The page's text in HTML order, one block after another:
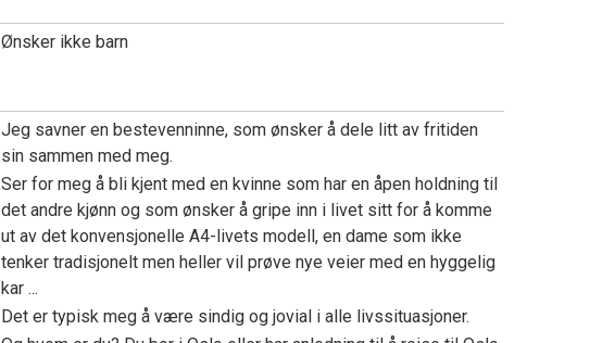
Ønsker ikke barn
Jeg savner en bestevenninne, som ønsker å dele litt av fritiden
sin sammen med meg.
Ser for meg å bli kjent med en kvinne som har en åpen holdning til
det andre kjønn og som ønsker å gripe inn i livet sitt for å komme
ut av det konvensjonelle A4-livets modell, en dame som ikke
tenker tradisjonelt men heller vil prøve nye veier med en hyggelig
kar ...
Det er typisk meg å være sindig og jovial i alle livssituasjoner.